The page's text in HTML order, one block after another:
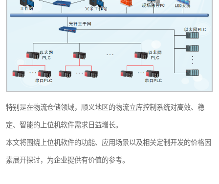
特别是在物流仓储领域，顺义地区的物流立库控制系统对高效、稳
定、智能的上位机软件需求日益增长。
本文将围绕上位机软件的功能、应用场景以及相关定制开发的价格因
素展开探讨，为企业提供有价值的参考。
串口上位机软件
运动控制上位机软件
物流线调度控制软件
PLC上位机软件
WCS仓储物流上位机软件
WMS立体仓库上位机软件